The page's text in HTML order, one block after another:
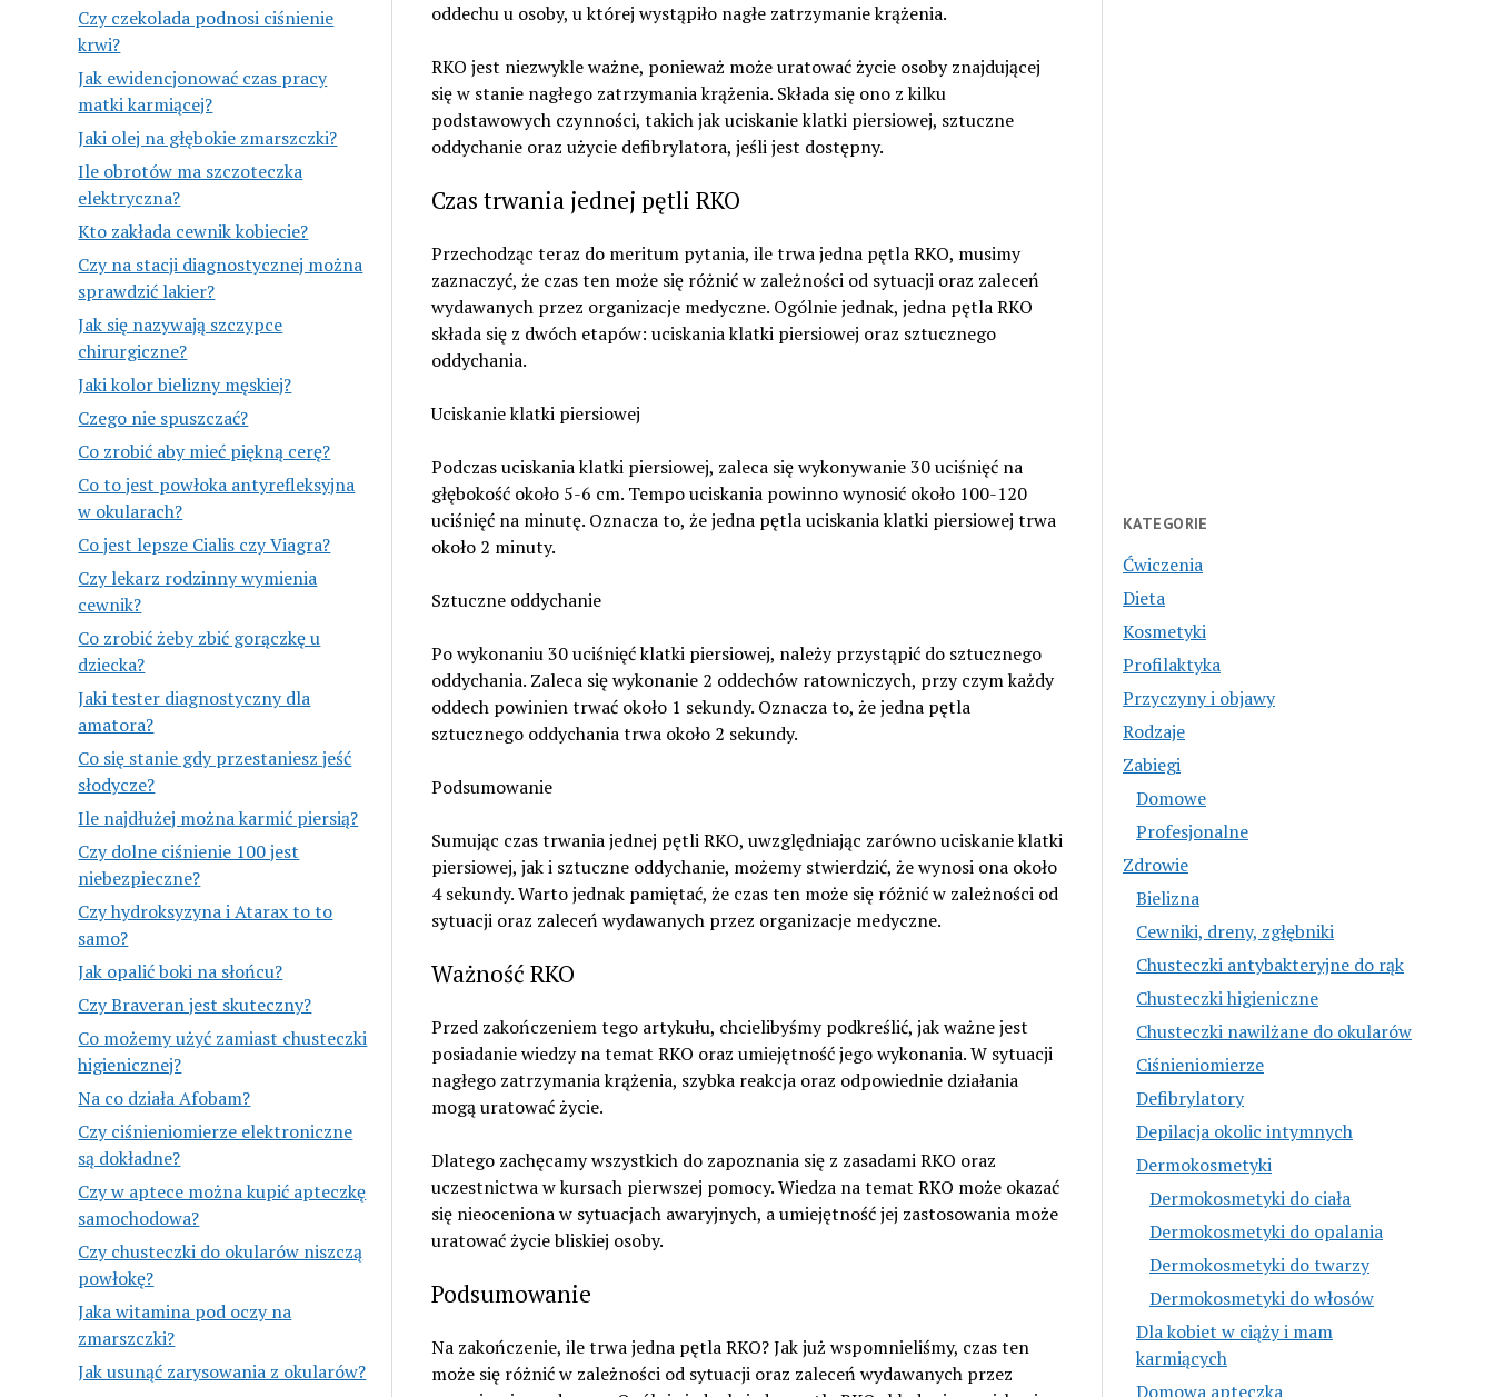
Czy czekolada podnosi ciśnienie
krwi?
Jak ewidencjonować czas pracy
matki karmiącej?
Jaki olej na głębokie zmarszczki?
Ile obrotów ma szczoteczka
elektryczna?
Kto zakłada cewnik kobiecie?
Czy na stacji diagnostycznej można
sprawdzić lakier?
Jak się nazywają szczypce
chirurgiczne?
Jaki kolor bielizny męskiej?
Czego nie spuszczać?
Co zrobić aby mieć piękną cerę?
Co to jest powłoka antyrefleksyjna
w okularach?
Co jest lepsze Cialis czy Viagra?
Czy lekarz rodzinny wymienia
cewnik?
Co zrobić żeby zbić gorączkę u
dziecka?
Jaki tester diagnostyczny dla
amatora?
Co się stanie gdy przestaniesz jeść
słodycze?
Ile najdłużej można karmić piersią?
Czy dolne ciśnienie 100 jest
niebezpieczne?
Czy hydroksyzyna i Atarax to to
samo?
Jak opalić boki na słońcu?
Czy Braveran jest skuteczny?
Co możemy użyć zamiast chusteczki
higienicznej?
Na co działa Afobam?
Czy ciśnieniomierze elektroniczne
są dokładne?
Czy w aptece można kupić apteczkę
samochodowa?
Czy chusteczki do okularów niszczą
powłokę?
Jaka witamina pod oczy na
zmarszczki?
Jak usunąć zarysowania z okularów?
oddechu u osoby, u której wystąpiło nagłe zatrzymanie krążenia.
RKO jest niezwykle ważne, ponieważ może uratować życie osoby znajdującej
się w stanie nagłego zatrzymania krążenia. Składa się ono z kilku
podstawowych czynności, takich jak uciskanie klatki piersiowej, sztuczne
oddychanie oraz użycie defibrylatora, jeśli jest dostępny.
Czas trwania jednej pętli RKO
Przechodząc teraz do meritum pytania, ile trwa jedna pętla RKO, musimy
zaznaczyć, że czas ten może się różnić w zależności od sytuacji oraz zaleceń
wydawanych przez organizacje medyczne. Ogólnie jednak, jedna pętla RKO
składa się z dwóch etapów: uciskania klatki piersiowej oraz sztucznego
oddychania.
Uciskanie klatki piersiowej
Podczas uciskania klatki piersiowej, zaleca się wykonywanie 30 uciśnięć na
głębokość około 5-6 cm. Tempo uciskania powinno wynosić około 100-120
uciśnięć na minutę. Oznacza to, że jedna pętla uciskania klatki piersiowej trwa
około 2 minuty.
Sztuczne oddychanie
Po wykonaniu 30 uciśnięć klatki piersiowej, należy przystąpić do sztucznego
oddychania. Zaleca się wykonanie 2 oddechów ratowniczych, przy czym każdy
oddech powinien trwać około 1 sekundy. Oznacza to, że jedna pętla
sztucznego oddychania trwa około 2 sekundy.
Podsumowanie
Sumując czas trwania jednej pętli RKO, uwzględniając zarówno uciskanie klatki
piersiowej, jak i sztuczne oddychanie, możemy stwierdzić, że wynosi ona około
4 sekundy. Warto jednak pamiętać, że czas ten może się różnić w zależności od
sytuacji oraz zaleceń wydawanych przez organizacje medyczne.
Ważność RKO
Przed zakończeniem tego artykułu, chcielibyśmy podkreślić, jak ważne jest
posiadanie wiedzy na temat RKO oraz umiejętność jego wykonania. W sytuacji
nagłego zatrzymania krążenia, szybka reakcja oraz odpowiednie działania
mogą uratować życie.
Dlatego zachęcamy wszystkich do zapoznania się z zasadami RKO oraz
uczestnictwa w kursach pierwszej pomocy. Wiedza na temat RKO może okazać
się nieoceniona w sytuacjach awaryjnych, a umiejętność jej zastosowania może
uratować życie bliskiej osoby.
Podsumowanie
Na zakończenie, ile trwa jedna pętla RKO? Jak już wspomnieliśmy, czas ten
może się różnić w zależności od sytuacji oraz zaleceń wydawanych przez
KATEGORIE
Ćwiczenia
Dieta
Kosmetyki
Profilaktyka
Przyczyny i objawy
Rodzaje
Zabiegi
Domowe
Profesjonalne
Zdrowie
Bielizna
Cewniki, dreny, zgłębniki
Chusteczki antybakteryjne do rąk
Chusteczki higieniczne
Chusteczki nawilżane do okularów
Ciśnieniomierze
Defibrylatory
Depilacja okolic intymnych
Dermokosmetyki
Dermokosmetyki do ciała
Dermokosmetyki do opalania
Dermokosmetyki do twarzy
Dermokosmetyki do włosów
Dla kobiet w ciąży i mam
karmiących
Domowa apteczka